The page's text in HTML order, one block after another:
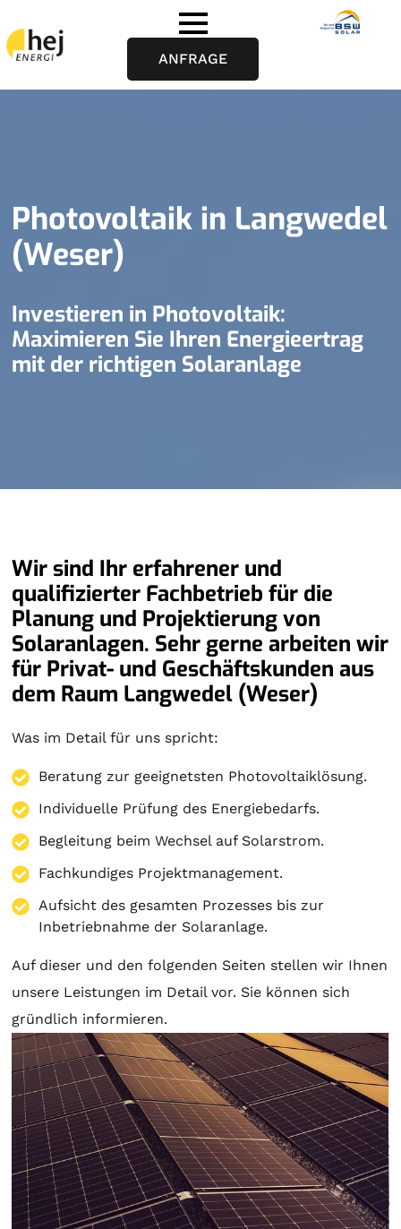
ANFRAGE
Photovoltaik in Langwedel
(Weser)
Investieren in Photovoltaik:
Maximieren Sie Ihren Energieertrag
mit der richtigen Solaranlage
Wir sind Ihr erfahrener und
qualifizierter Fachbetrieb für die
Planung und Projektierung von
Solaranlagen. Sehr gerne arbeiten wir
für Privat- und Geschäftskunden aus
dem Raum Langwedel (Weser)
Was im Detail für uns spricht:
Beratung zur geeignetsten Photovoltaiklösung.
Individuelle Prüfung des Energiebedarfs.
Begleitung beim Wechsel auf Solarstrom.
Fachkundiges Projektmanagement.
Aufsicht des gesamten Prozesses bis zur
Inbetriebnahme der Solaranlage.
Auf dieser und den folgenden Seiten stellen wir Ihnen
unsere Leistungen im Detail vor. Sie können sich
gründlich informieren.